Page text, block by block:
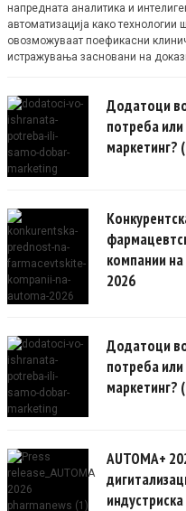
напредната аналитика и
автоматизација како технологии
овозможуваат поефикасни
истражувања засновани на
Додатоци
потреба
маркетинг?
компании на
2026
Додатоци
потреба
маркетинг?
AUTOMA+